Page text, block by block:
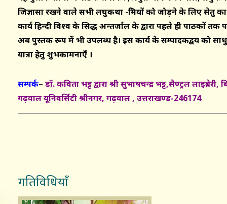
जिज्ञासा रखने वाले सभी लघुकथा -प्रेमियों को जोड़ने के लिए सेतु
कार्य हिन्दी विश्व के प्रसिद्ध अन्तर्जाल के द्वारा पहले ही पाठकों
अब पुस्तक रूप में भी उपलब्ध है। इस कार्य के सम्पादकद्वय को
यात्रा हेतु शुभकामनाएँ ।
सम्पर्क– डॉ. कविता भट्ट द्वारा श्री सुभाषचन्द्र भट्ट,सैण्ट्रल
गढ़वाल यूनिवर्सिटी श्रीनगर, गढ़वाल , उत्तराखण्ड-246174
गतिविधियाँ